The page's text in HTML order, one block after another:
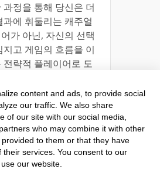
과정을 통해 당신은 더
과에 휘둘리는 캐주얼
가 아닌, 자신의 선택
지고 게임의 흐름을 이
전략적 플레이어로 도
자체가 스포츠를 사랑
신에게 주는 가장 큰 선
것입니다. 오늘부터 첫
내딛어 보세요.
READ MORE
content and ads, to provide social
our traffic. We also share
of our site with our social media,
who may combine it with other
to them or that they have
services. You consent to our
our website.